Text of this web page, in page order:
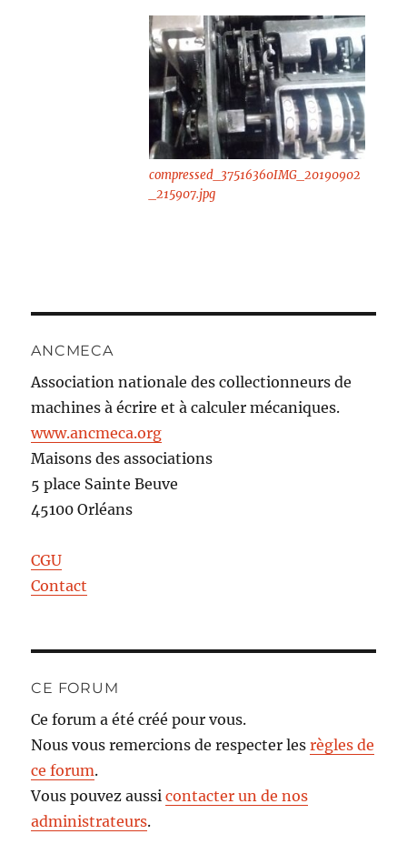
compressed_37516360IMG_20190902
_215907.jpg
ANCMECA
Association nationale des collectionneurs de
machines à écrire et à calculer mécaniques.
www.ancmeca.org
Maisons des associations
5 place Sainte Beuve
45100 Orléans
CGU
Contact
CE FORUM
Ce forum a été créé pour vous.
Nous vous remercions de respecter lesrègles de
ce forum.
Vous pouvez aussicontacter un de nos
administrateurs.